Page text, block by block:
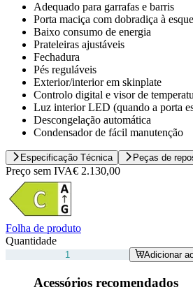
Adequado para garrafas e barris
Porta maciça com dobradiça à
Baixo consumo de energia
Prateleiras ajustáveis
Fechadura
Pés reguláveis
Exterior/interior em skinplate
Controlo digital e visor de
Luz interior LED (quando a porta
Descongelação automática
Condensador de fácil manutenção
Especificação Técnica Peças de
Preço sem IVA€ 2.130,00
Folha de produto
Quantidade
Adicionar
Acessórios recomendados